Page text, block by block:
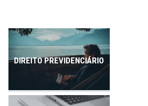
Contato
DIREITO PREVIDENCIÁRIO